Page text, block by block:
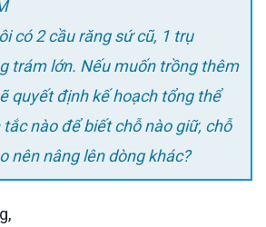
có 2 cầu răng sứ cũ, 1 trụ
trám lớn. Nếu muốn trồng thêm
quyết định kế hoạch tổng thể
nào để biết chỗ nào giữ, chỗ
nên nâng lên dòng khác?